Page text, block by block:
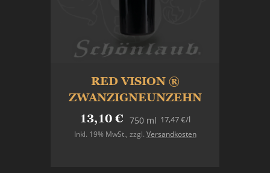
RED VISION ®
ZWANZIGNEUNZEHN
13,10 € 750 ml
Inkl. 19% MwSt., zzgl. Versandkosten
17,47 €/l